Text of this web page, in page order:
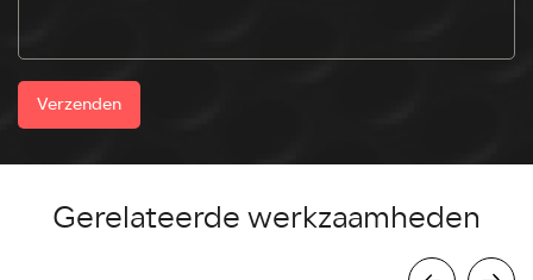
Verzenden
Gerelateerde werkzaamheden